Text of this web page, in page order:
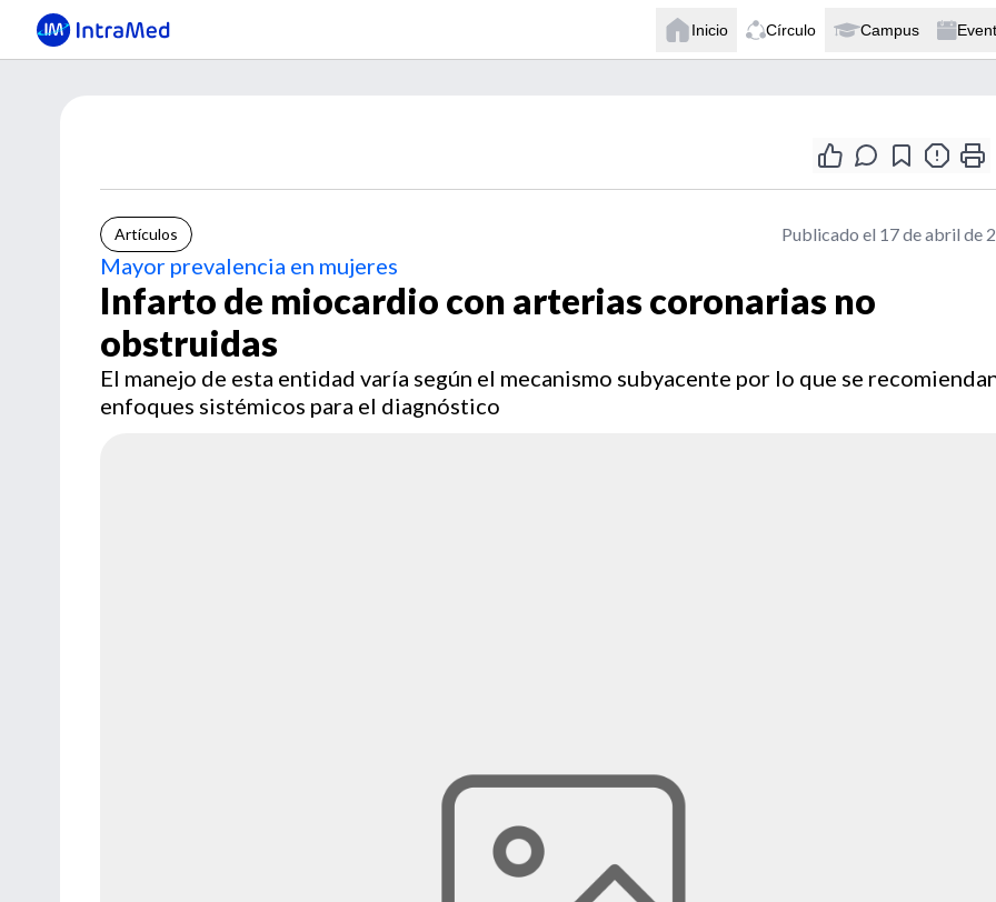
Inicio Círculo Campus
Artículos Publicado el 17 de abril de
Mayor prevalencia en mujeres
Infarto de miocardio con arterias coronarias no
obstruidas
El manejo de esta entidad varía según el mecanismo subyacente por lo que se
enfoques sistémicos para el diagnóstico